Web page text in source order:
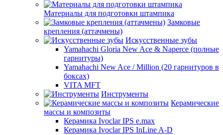
Материалы для подготовки штампика
Замковые
крепления (аттачмены)
Искусственные зубы
Yamahachi Gloria New Ace & Naperce (полные
гарнитуры)
Yamahachi New Ace / Million (20 гарнитуров в
боксах)
VITA MFT
Инструменты
Керамические
массы и композиты
Керамика Ivoclar IPS e.max
Керамика Ivoclar IPS InLine A-D